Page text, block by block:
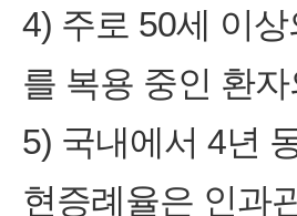
4) 주로 50세 이
를 복용 중인 환
5) 국내에서 4년
현증례율은 인과